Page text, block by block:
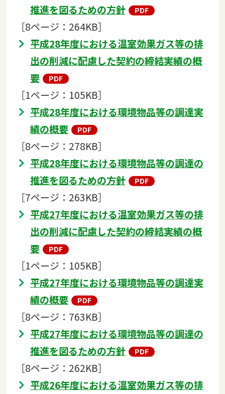
推進を図るための方針
［8ページ：264KB］
平成28年度における温室効果ガス等の排
出の削減に配慮した契約の締結実績の概
要
［1ページ：105KB］
平成28年度における環境物品等の調達実
績の概要
［8ページ：278KB］
平成28年度における環境物品等の調達の
推進を図るための方針
［7ページ：263KB］
平成27年度における温室効果ガス等の排
出の削減に配慮した契約の締結実績の概
要
［1ページ：105KB］
平成27年度における環境物品等の調達実
績の概要
［8ページ：763KB］
平成27年度における環境物品等の調達の
推進を図るための方針
［8ページ：262KB］
平成26年度における温室効果ガス等の排